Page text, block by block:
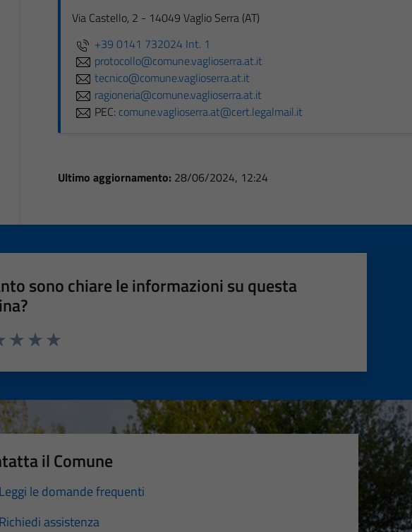
Via Castello, 2 - 14049 Vaglio Serra (AT)
+39 0141 732024 Int. 1
protocollo@comune.vaglioserra.at.it
tecnico@comune.vaglioserra.at.it
ragioneria@comune.vaglioserra.at.it
PEC: comune.vaglioserra.at@cert.legalmail.it
Ultimo aggiornamento: 28/06/2024, 12:24
sono chiare le informazioni su questa
il Comune
Leggi le domande frequenti
Richiedi assistenza